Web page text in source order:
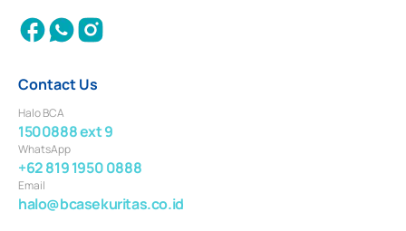
Contact Us
Halo BCA
1500888 ext 9
WhatsApp
+62 819 1950 0888
Email
halo@bcasekuritas.co.id